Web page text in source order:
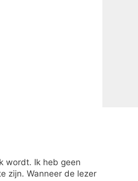
wordt. Ik heb geen
zijn. Wanneer de lezer